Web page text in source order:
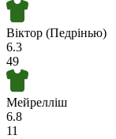
Віктор (Педрінью)
6.3
49
Мейрелліш
6.8
11